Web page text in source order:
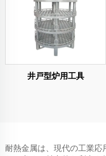
井戸型炉用工具
耐熱金属は、現代の工業